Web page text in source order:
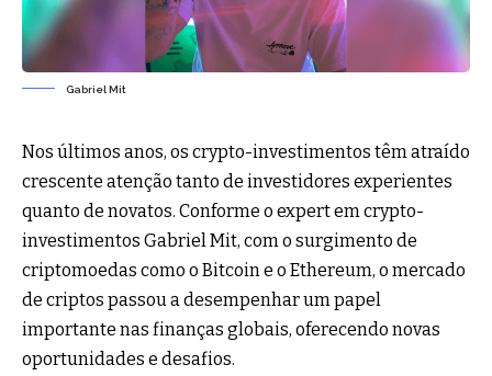
Gabriel Mit
Nos últimos anos, os crypto-investimentos têm atraído
crescente atenção tanto de investidores experientes
quanto de novatos. Conforme o expert em crypto-
investimentos Gabriel Mit, com o surgimento de
criptomoedas como o Bitcoin e o Ethereum, o mercado
de criptos passou a desempenhar um papel
importante nas finanças globais, oferecendo novas
oportunidades e desafios.